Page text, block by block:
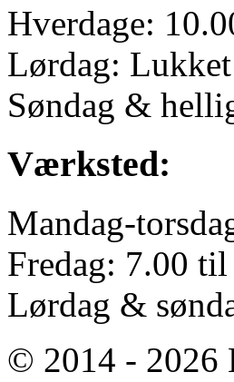
Hverdage:
Lørdag: Lukket
Søndag &
Værksted:
Mandag-
Fredag: 7.00
Lørdag &
© 2014 - 2026